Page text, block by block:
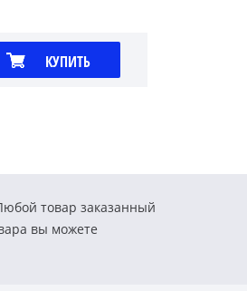
КУПИТЬ
товар заказанный
вы можете